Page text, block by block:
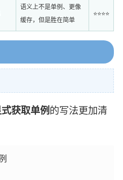
语义上不是单例、更像
缓存，但是胜在简单
⭐⭐⭐⭐
获取单例的写法更加清